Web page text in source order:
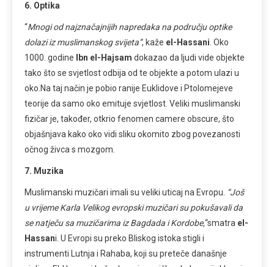
6. Optika
“Mnogi od najznačajnijih napredaka na području optike
dolazi iz muslimanskog svijeta”, kaže el-Hassani . Oko
1000. godine
Ibn el-Hajsam dokazao da ljudi vide objekte
tako što se svjetlost odbija od te objekte a potom ulazi u
oko.Na taj način je pobio ranije Euklidove i Ptolomejeve
teorije da samo oko emituje svjetlost. Veliki muslimanski
fizičar je, također, otkrio fenomen camere obscure, što
objašnjava kako oko vidi sliku okomito zbog povezanosti
očnog živca s mozgom.
7. Muzika
Muslimanski muzičari imali su veliki uticaj na Evropu. “Još
u vrijeme Karla Velikog evropski muzičari su pokušavali da
se natječu sa muzičarima iz Bagdada i Kordobe,“smatra el-
Hassani. U Evropi su preko Bliskog istoka stigli i
instrumenti Lutnja i Rahaba, koji su preteče današnje